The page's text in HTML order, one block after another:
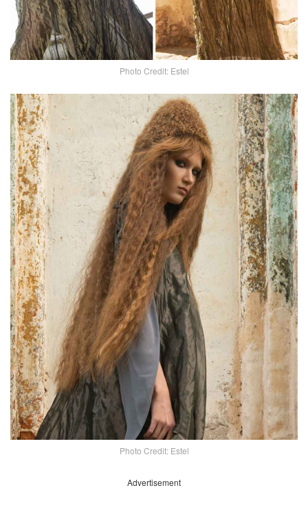
Photo Credit: Estel
Photo Credit: Estel
Advertisement